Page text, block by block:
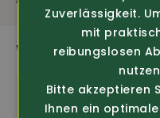
extra viel Komfort •
weichgepolsterter
Schuh
WEITERE
Zuverlässigkeit.
mit
reibungslosen
Bitte akzeptieren
Ihnen ein